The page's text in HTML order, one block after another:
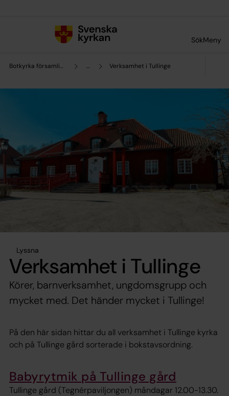
SökMeny
Botkyrka församling ... Verksamhet i Tullinge
Lyssna
Verksamhet i Tullinge
Körer, barnverksamhet, ungdomsgrupp och
mycket med. Det händer mycket i Tullinge!
På den här sidan hittar du all verksamhet i Tullinge kyrka
och på Tullinge gård sorterade i bokstavsordning.
Babyrytmik på Tullinge gård
Tullinge gård (Tegnérpaviljongen) måndagar 12.00-13.30.